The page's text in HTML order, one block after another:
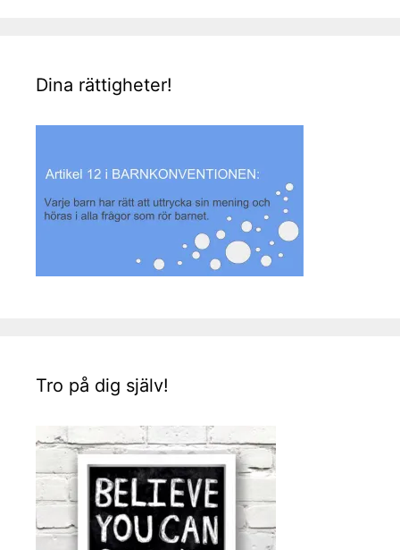
Dina rättigheter!
Tro på dig själv!